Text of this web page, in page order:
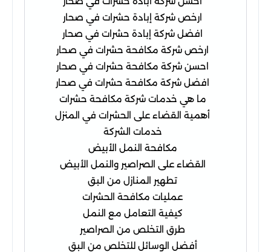
ارخص شركة إبادة حشرات في صحار
افضل شركة إبادة حشرات في صحار
ارخص شركة مكافحة حشرات في صحار
احسن شركة مكافحة حشرات في صحار
افضل شركة مكافحة حشرات في صحار
ما هي خدمات شركة مكافحة حشرات
أهمية القضاء على الحشرات في المنزل
خدمات الشركة
مكافحة النمل الأبيض
القضاء على الصراصير والنمل الأبيض
تطهير المنازل من البق
عمليات مكافحة الحشرات
كيفية التعامل مع النمل
طرق التخلص من الصراصير
أفضل الوسائل للتخلص من البق